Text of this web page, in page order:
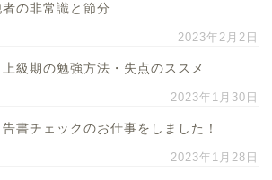
の非常識と節分
2023年2月2日
上級期の勉強方法・失点のススメ
2023年1月30日
書チェックのお仕事をしました！
2023年1月28日